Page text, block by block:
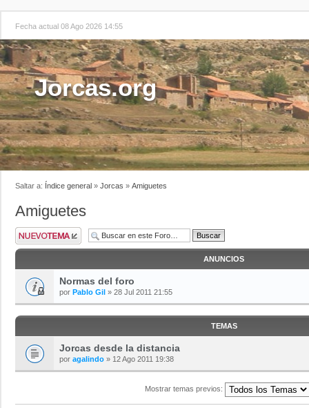
Fecha actual 08 Ago 2026 14:55
Jorcas.org
Saltar a: Índice general » Jorcas » Amiguetes
Amiguetes
ANUNCIOS
Normas del foro
por Pablo Gil » 28 Jul 2011 21:55
TEMAS
Jorcas desde la distancia
por agalindo » 12 Ago 2011 19:38
Mostrar temas previos: